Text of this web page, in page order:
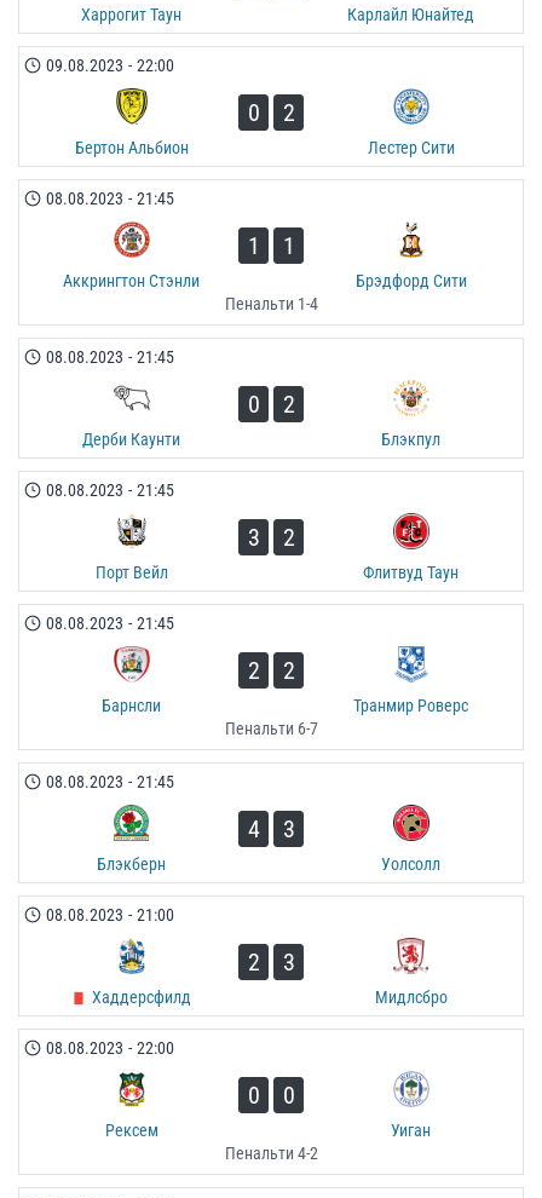
Харрогит Таун Карлайл Юнайтед
09.08.2023 - 22:00
Бертон Альбион
0 2
Лестер Сити
08.08.2023 - 21:45
Аккрингтон Стэнли
1 1
Брэдфорд Сити
Пенальти 1-4
08.08.2023 - 21:45
Дерби Каунти
0 2
Блэкпул
08.08.2023 - 21:45
Порт Вейл
3 2
Флитвуд Таун
08.08.2023 - 21:45
Барнсли
2 2
Транмир Роверс
Пенальти 6-7
08.08.2023 - 21:45
Блэкберн
4 3
Уолсолл
08.08.2023 - 21:00
Хаддерсфилд
2 3
Мидлсбро
08.08.2023 - 22:00
Рексем
0 0
Уиган
Пенальти 4-2